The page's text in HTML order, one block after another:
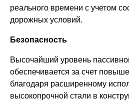
реального времени с учетом
дорожных условий.
Безопасность
Высочайший уровень
обеспечивается за счет
благодаря расширенному
высокопрочной стали в